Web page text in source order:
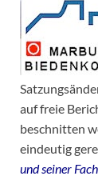
auf freie
beschnitten
eindeutig
und seiner